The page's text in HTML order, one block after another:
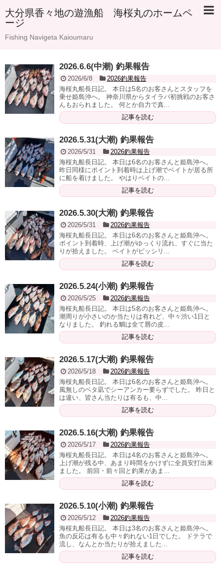
大分県香々地の遊漁船 海桜丸のホームペ
ージ
Fishing Navigeta Kaioumaru
2026.6.6(中潮) 釣果報告
2026/6/8
2026釣果報告
海桜丸船長日記。 本日は5名のお客さんとスタッフを
乗せ姫島沖へ。 神奈川県からタイラバ初挑戦のお客さ
んもおられました。 何とか自力で真...
記事を読む
2026.5.31(大潮) 釣果報告
2026/5/31
2026釣果報告
海桜丸船長日記。 本日は6名のお客さんと姫島沖へ。
昨日同様にポイント到着時は上げ潮でベイトが居る所
に船を着けました。 やはりベイトの...
記事を読む
2026.5.30(大潮) 釣果報告
2026/5/31
2026釣果報告
海桜丸船長日記。 本日は6名のお客さんと姫島沖へ。
ポイント到着時、上げ潮がゆっくり流れ、すぐに当た
りが拾えました。 ベイトがビッシリ...
記事を読む
2026.5.24(小潮) 釣果報告
2026/5/25
2026釣果報告
海桜丸船長日記。 本日は5名のお客さんと姫島沖へ。
潮周りが小さいのか当たりは有れど、中々渋い1日と
なりました。 釣れる鯛は全て唇の皮...
記事を読む
2026.5.17(大潮) 釣果報告
2026/5/18
2026釣果報告
海桜丸船長日記。 本日は6名のお客さんと姫島沖へ。
風無しのベタ凪でシーアンカー要らずでした。 昨日と
は違い、皆さん当たりは有るも、中...
記事を読む
2026.5.16(大潮) 釣果報告
2026/5/17
2026釣果報告
海桜丸船長日記。 本日は4名のお客さんと姫島沖へ。
上げ潮が残る中、あまり時間をかけずに全員安打出来
ました。 前回・前々回と釣果があま...
記事を読む
2026.5.10(小潮) 釣果報告
2026/5/12
2026釣果報告
海桜丸船長日記。 本日は3名のお客さんと姫島沖へ。
魚の反応は有るも中々釣れない1日でした。 ドテラで
流し、なんとか当たりが拾えました...
記事を読む